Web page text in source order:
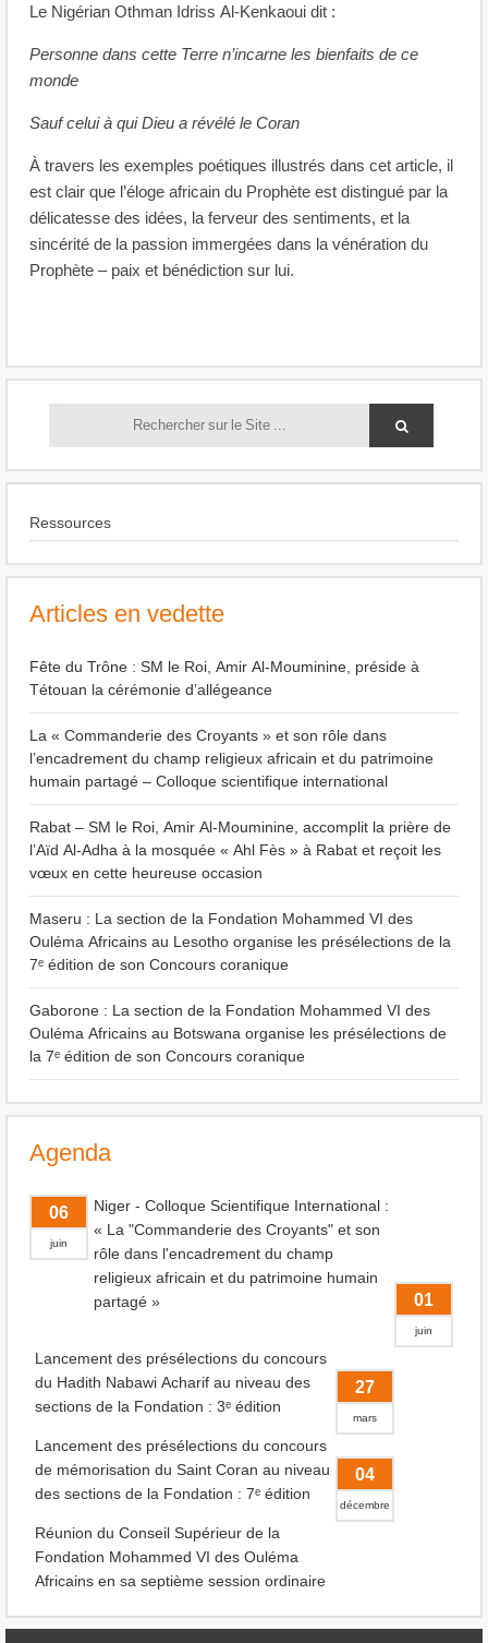
Le Nigérian Othman Idriss Al-Kenkaoui dit :
Personne dans cette Terre n’incarne les bienfaits de ce
monde
Sauf celui à qui Dieu a révélé le Coran
À travers les exemples poétiques illustrés dans cet article, il
est clair que l’éloge africain du Prophète est distingué par la
délicatesse des idées, la ferveur des sentiments, et la
sincérité de la passion immergées dans la vénération du
Prophète – paix et bénédiction sur lui.
Ressources
Articles en vedette
Fête du Trône : SM le Roi, Amir Al-Mouminine, préside à
Tétouan la cérémonie d’allégeance
La « Commanderie des Croyants » et son rôle dans
l’encadrement du champ religieux africain et du patrimoine
humain partagé – Colloque scientifique international
Rabat – SM le Roi, Amir Al-Mouminine, accomplit la prière de
l’Aïd Al-Adha à la mosquée « Ahl Fès » à Rabat et reçoit les
vœux en cette heureuse occasion
Maseru : La section de la Fondation Mohammed VI des
Ouléma Africains au Lesotho organise les présélections de la
7ᵉ édition de son Concours coranique
Gaborone : La section de la Fondation Mohammed VI des
Ouléma Africains au Botswana organise les présélections de
la 7ᵉ édition de son Concours coranique
Agenda
06
juin
Niger - Colloque Scientifique International :
« La "Commanderie des Croyants" et son
rôle dans l'encadrement du champ
religieux africain et du patrimoine humain
partagé »
01
juin
Lancement des présélections du concours
du Hadith Nabawi Acharif au niveau des
sections de la Fondation : 3ᵉ édition
27
mars
Lancement des présélections du concours
de mémorisation du Saint Coran au niveau
des sections de la Fondation : 7ᵉ édition
04
décembre
Réunion du Conseil Supérieur de la
Fondation Mohammed VI des Ouléma
Africains en sa septième session ordinaire